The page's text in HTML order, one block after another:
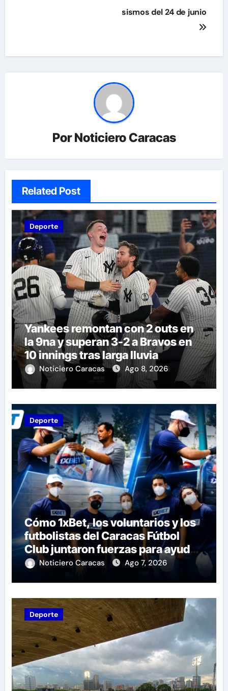
sismos del 24 de junio
PorNoticiero Caracas
Related Post
Deporte
Yankees remontan con 2 outs en
la 9na y superan 3-2 a Bravos en
10 innings tras larga lluvia
Noticiero Caracas Ago 8, 2026
Deporte
Cómo 1xBet, los voluntarios y los
futbolistas del Caracas Fútbol
Club juntaron fuerzas para ayudar
a las familias de Venezuela
Noticiero Caracas Ago 7, 2026
Deporte